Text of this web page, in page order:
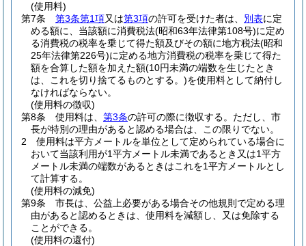
(使用料)
第7条
第3条第1項又は第3項の許可を受けた者は、 別表に定
める額に、当該額に消費税法(昭和63年法律第108号)に定め
る消費税の税率を乗じて得た額及びその額に地方税法(昭和
25年法律第226号)に定める地方消費税の税率を乗じて得た
額を合算した額を加えた額(10円未満の端数を生じたとき
は、これを切り捨てるものとする。)を使用料として納付し
なければならない。
(使用料の徴収)
第8条
使用料は、 第3条の許可の際に徴収する。 ただし、市
長が特別の理由があると認める場合は、この限りでない。
2
使用料は平方メートルを単位として定められている場合に
おいて当該利用が1平方メートル未満であるとき又は1平方
メートル未満の端数があるときはこれを1平方メートルとし
て計算する。
(使用料の減免)
第9条
市長は、公益上必要がある場合その他規則で定める理
由があると認めるときは、使用料を減額し、又は免除する
ことができる。
(使用料の還付)